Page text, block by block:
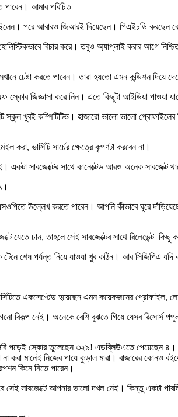
পারেন। আমার পরিচিত
পরে আবারও জিআরই দিয়েছেন। পিএইচডি করছেন
বিচার করে। তবুও অ্যাপ্লাই করার আগে
চেষ্টা করতে পারেন। তারা হয়তো এমন কন্ডিশন দিয়ে
জিজ্ঞাসা করে নিন। এতে কিছুটা আইডিয়া পাওয়া
স্কুল খুবই কম্পিটিটিভ। হাজারো ভালো ভালো
করা, ভার্সিটি সার্চের ক্ষেত্রে কৃপণটা করবেন না।
একটা সাবজেক্টের সাথে কানেক্টেড আরও অনেক সাবজেক্ট
উল্লেখ করতে পারেন। আপনি কীভাবে ঘুরে
যেতে চান, তাহলে সেই সাবজেক্টের সাথে
টেনে শেষ পর্যন্ত নিয়ে যাওয়া খুব কঠিন। আর সিজিপিএ
একসেপ্টেড হয়েছেন এমন কয়েকজনের প্রোফাইল, লো
বিকল্প নেই। অনেকে বেশি বুঝতে গিয়ে যেসব রিসোর্স
পড়েই স্কোর তুলেছেন ৩২৯! এডব্লিউএতে পেয়েছেন
করা মানেই নিজের পায়ে কুড়াল মারা। বাজারের কোনও
কিনে নিতে পারেন।
সাবজেক্টে আপনার ভালো দখল নেই। কিন্তু একটা